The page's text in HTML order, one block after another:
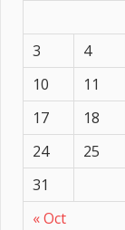
« Oct
3
4
10
11
17
18
24
25
31